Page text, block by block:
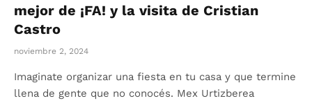
mejor de ¡FA! y la visita de Cristian
Castro
noviembre 2, 2024
Imaginate organizar una fiesta en tu casa y que termine
llena de gente que no conocés. Mex Urtizberea